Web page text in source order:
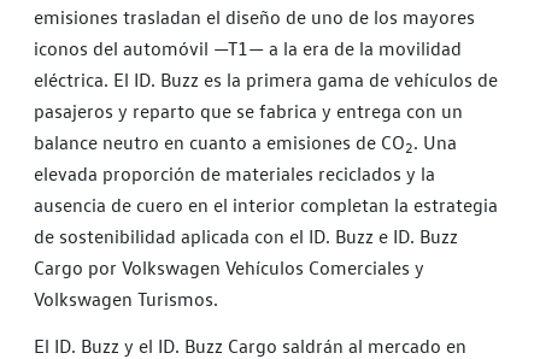
emisiones trasladan el diseño de uno de los mayores
iconos del automóvil —T1— a la era de la movilidad
eléctrica. El ID. Buzz es la primera gama de vehículos de
pasajeros y reparto que se fabrica y entrega con un
balance neutro en cuanto a emisiones de CO2. Una
elevada proporción de materiales reciclados y la
ausencia de cuero en el interior completan la estrategia
de sostenibilidad aplicada con el ID. Buzz e ID. Buzz
Cargo por Volkswagen Vehículos Comerciales y
Volkswagen Turismos.
El ID. Buzz y el ID. Buzz Cargo saldrán al mercado en